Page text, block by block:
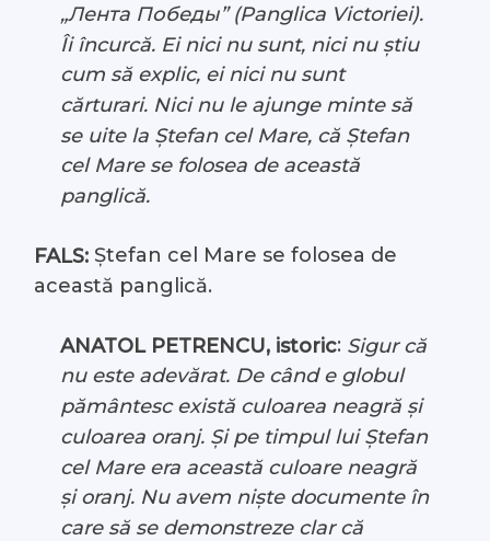
„Лента Победы” (Panglica Victoriei).
Îi încurcă. Ei nici nu sunt, nici nu știu
cum să explic, ei nici nu sunt
cărturari. Nici nu le ajunge minte să
se uite la Ștefan cel Mare, că Ștefan
cel Mare se folosea de această
panglică.
FALS: Ștefan cel Mare se folosea de
această panglică.
ANATOL PETRENCU, istoric: Sigur că
nu este adevărat. De când e globul
pământesc există culoarea neagră și
culoarea oranj. Și pe timpul lui Ștefan
cel Mare era această culoare neagră
și oranj. Nu avem niște documente în
care să se demonstreze clar că